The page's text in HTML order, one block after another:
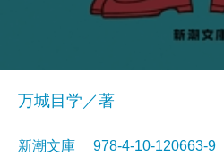
万城目学／著
新潮文庫 978-4-10-